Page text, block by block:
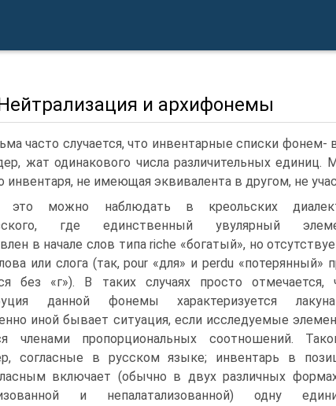
и архифонемы
часто случается, что инвентарные списки
жат одинакового числа различительных единиц.
инвен­таря, не имеющая эквивалента в другом, не
это можно наблюдать в креольских
где единственный увулярный
в начале слов типа riche «богатый», но
или слога (так, pour «для» и perdu «потерянный»
без «г»). В таких случаях просто отмечается,
данной фонемы характеризуется
иной бывает ситуация, если исследуе­мые
членами пропорциональных соотношений.
согласные в русском язы­ке; инвентарь в
включает (обычно в двух различных
и непала­тализованной) одну